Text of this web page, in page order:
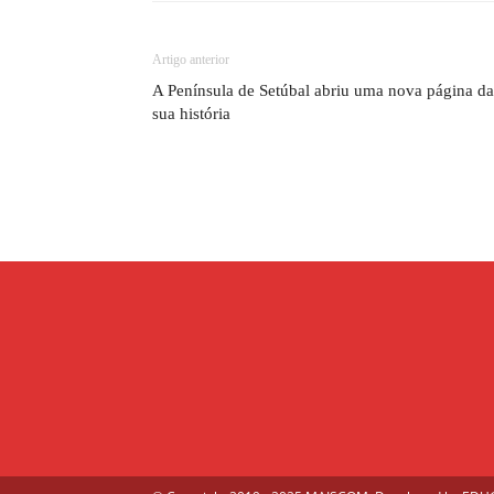
Artigo anterior
A Península de Setúbal abriu uma nova página da
sua história